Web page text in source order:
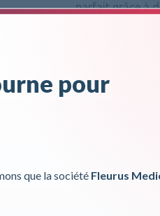
pour
que la société Fleurus
parfait grâce à
compensation
Ce soutien-
incontournable